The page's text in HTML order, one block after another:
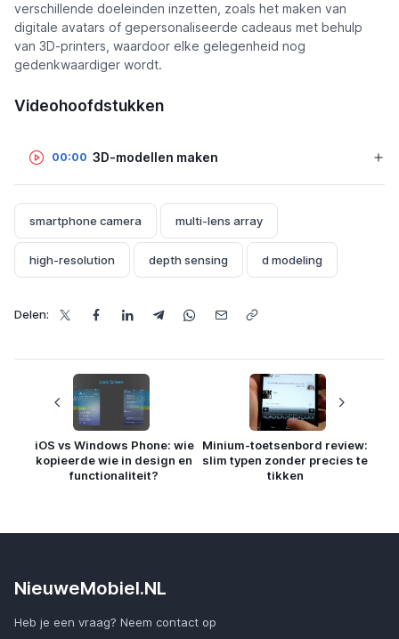
verschillende doeleinden inzetten, zoals het maken van
digitale avatars of gepersonaliseerde cadeaus met behulp
van 3D-printers, waardoor elke gelegenheid nog
gedenkwaardiger wordt.
Videohoofdstukken
00:00 3D-modellen maken
smartphone camera multi-lens array
high-resolution depth sensing d modeling
Delen:
iOS vs Windows Phone: wie
kopieerde wie in design en
functionaliteit?
Minium-toetsenbord review:
slim typen zonder precies te
tikken
NieuweMobiel.NL
Heb je een vraag? Neem contact op